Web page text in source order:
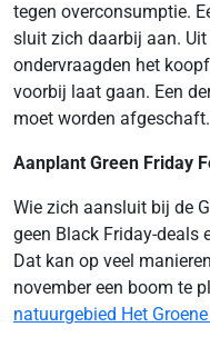
tegen overconsumptie.
sluit zich daarbij aan.
ondervraagden het
voorbij laat gaan. Een
moet worden afgeschaft.
Aanplant Green Friday
Wie zich aansluit bij de
geen Black Friday-deals
Dat kan op veel
november een boom te
natuurgebied Het